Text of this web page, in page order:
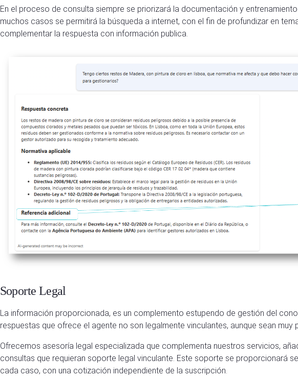
En el proceso de consulta siempre se priorizará la documentación y
muchos casos se permitirá la búsqueda a internet, con el fin de profundizar en
complementar la respuesta con información publica.
Soporte Legal
La información proporcionada, es un complemento estupendo de gestión del
respuestas que ofrece el agente no son legalmente vinculantes, aunque sean muy
Ofrecemos asesoría legal especializada que complementa nuestros servicios,
consultas que requieran soporte legal vinculante. Este soporte se proporcionará
cada caso, con una cotización independiente de la suscripción.